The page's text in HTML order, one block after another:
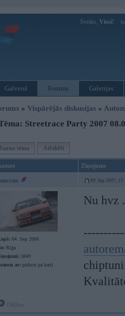
Sveiks, Viesi!
Galvenā Forums Galerijas
» Vispārējās diskusijas »
Streetrace Party 2007
Jauna tēma Atbildēt
Ziņojums
09. Sep 2007,
04. Sep 2006
Rīga
3849
ar: pirkstu pa karti
Nu hvz